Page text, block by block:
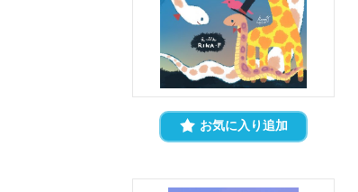
お気に入り追加